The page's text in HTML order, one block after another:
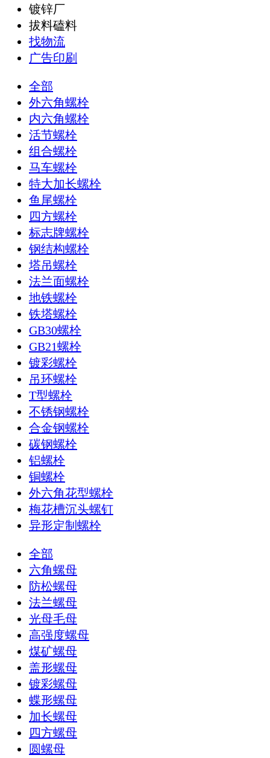
镀锌厂
拔料磕料
找物流
广告印刷
全部
外六角螺栓
内六角螺栓
活节螺栓
组合螺栓
马车螺栓
特大加长螺栓
鱼尾螺栓
四方螺栓
标志牌螺栓
钢结构螺栓
塔吊螺栓
法兰面螺栓
地铁螺栓
铁塔螺栓
GB30螺栓
GB21螺栓
镀彩螺栓
吊环螺栓
T型螺栓
不锈钢螺栓
合金钢螺栓
碳钢螺栓
铝螺栓
铜螺栓
外六角花型螺栓
梅花槽沉头螺钉
异形定制螺栓
全部
六角螺母
防松螺母
法兰螺母
光母毛母
高强度螺母
煤矿螺母
盖形螺母
镀彩螺母
蝶形螺母
加长螺母
四方螺母
圆螺母